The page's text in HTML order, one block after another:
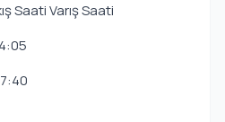
Saati Varış Saati